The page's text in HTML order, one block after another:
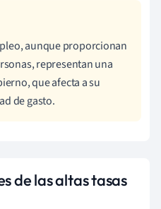
aunque proporcionan
representan una
que afecta a su
de gasto.
de las altas tasas